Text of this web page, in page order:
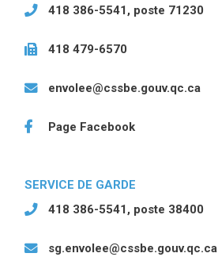
418 386-5541, poste 71230
418 479-6570
envolee@cssbe.gouv.qc.ca
Page Facebook
SERVICE DE GARDE
418 386-5541, poste 38400
sg.envolee@cssbe.gouv.qc.ca